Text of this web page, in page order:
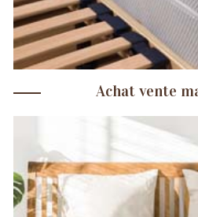
Achat vente